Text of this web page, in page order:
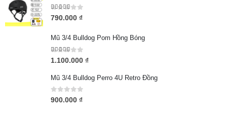
5.00 out of 5
790.000 ₫
Mũ 3/4 Bulldog Pom Hồng Bóng
5.00out of 5
1.100.000 ₫
Mũ 3/4 Bulldog Perro 4U Retro Đồng
0out of 5
900.000 ₫